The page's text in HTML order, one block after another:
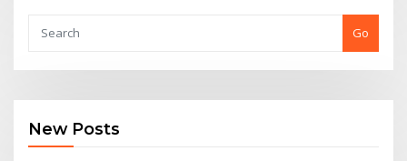
Go
New Posts